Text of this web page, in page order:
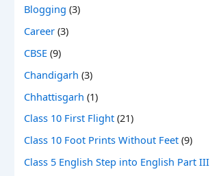
Blogging (3)
Career (3)
CBSE (9)
Chandigarh (3)
Chhattisgarh (1)
Class 10 First Flight (21)
Class 10 Foot Prints Without Feet (9)
Class 5 English Step into English Part III